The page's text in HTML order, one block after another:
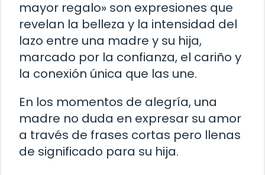
mayor regalo» son expresiones que
revelan la belleza y la intensidad del
lazo entre una madre y su hija,
marcado por la confianza, el cariño y
la conexión única que las une.
En los momentos de alegría, una
madre no duda en expresar su amor
a través de frases cortas pero llenas
de significado para su hija.